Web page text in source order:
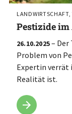
Pestizide im
26.10.2025–
Problem von
Expertin verrät
Realität ist.